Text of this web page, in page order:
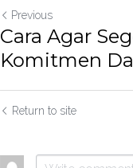
Previous
Cara Agar
Komitmen
Return to site